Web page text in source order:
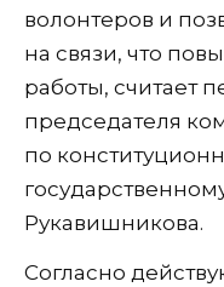
волонтеров и
на связи, что
работы, считает
председателя
по
Рукавишникова.
Согласно